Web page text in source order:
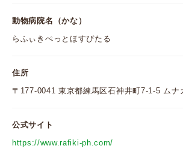
動物病院名（かな）
らふぃきぺっとほすぴたる
住所
〒177-0041 東京都練馬区石神井町7-1-5 ムナ
公式サイト
https://www.rafiki-ph.com/